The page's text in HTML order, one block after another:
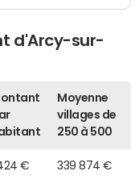
d'Arcy-sur-
Moyenne
villages de
250 à 500
424 € 339 874 €